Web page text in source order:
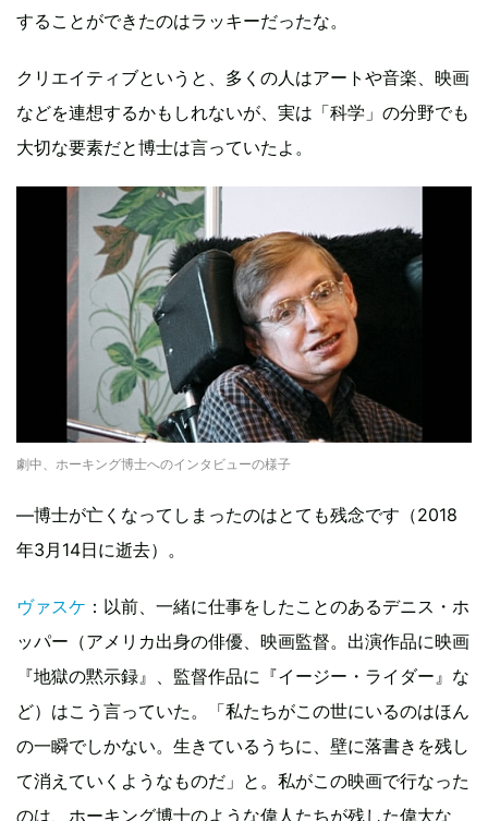
することができたのはラッキーだったな。
クリエイティブというと、多くの人はアートや音楽、映画
などを連想するかもしれないが、実は「科学」の分野でも
大切な要素だと博士は言っていたよ。
劇中、ホーキング博士へのインタビューの様子
―博士が亡くなってしまったのはとても残念です（2018
年3月14日に逝去）。
ヴァスケ ：以前、一緒に仕事をしたことのあるデニス・ホ
ッパー（アメリカ出身の俳優、映画監督。出演作品に映画
『地獄の黙示録』、監督作品に『イージー・ライダー』な
ど）はこう言っていた。「私たちがこの世にいるのはほん
の一瞬でしかない。生きているうちに、壁に落書きを残し
て消えていくようなものだ」と。私がこの映画で行なった
のは、ホーキング博士のような偉人たちが残した偉大な